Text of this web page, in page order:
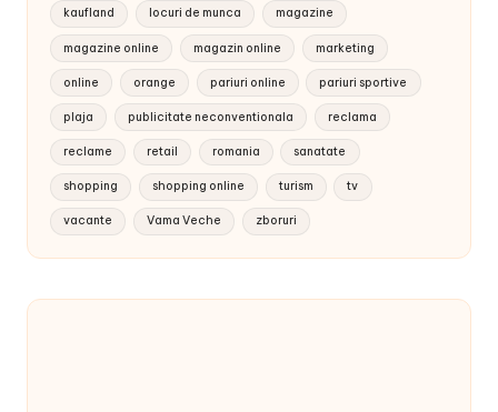
kaufland locuri de munca magazine
magazine online magazin online marketing
online orange pariuri online pariuri sportive
plaja publicitate neconventionala reclama
reclame retail romania sanatate
shopping shopping online turism tv
vacante Vama Veche zboruri